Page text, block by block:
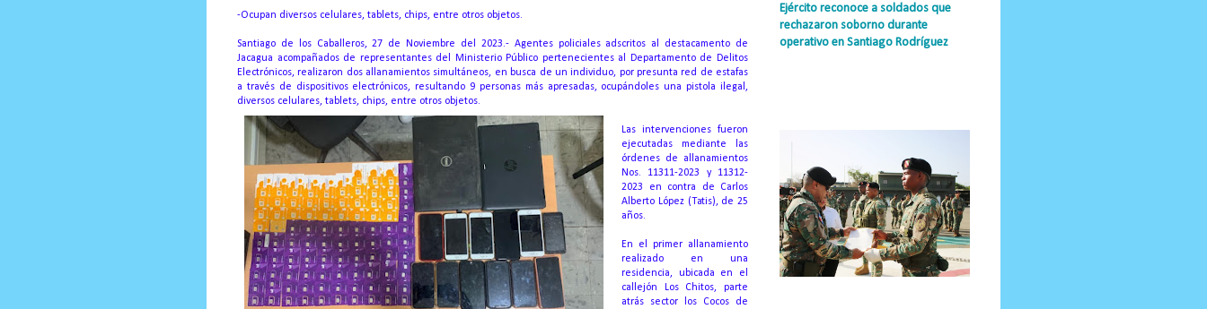
-Ocupan diversos celulares, tablets, chips, entre otros objetos.
Santiago de los Caballeros, 27 de Noviembre del 2023.- Agentes policiales adscritos al destacamento de
Jacagua acompañados de representantes del Ministerio Público pertenecientes al Departamento de Delitos
Electrónicos, realizaron dos allanamientos simultáneos, en busca de un individuo, por presunta red de estafas
a través de dispositivos electrónicos, resultando 9 personas más apresadas, ocupándoles una pistola ilegal,
diversos celulares, tablets, chips, entre otros objetos.
Las intervenciones fueron
ejecutadas mediante las
órdenes de allanamientos
Nos. 11311-2023 y 11312-
2023 en contra de Carlos
Alberto López (Tatis), de 25
años.
En el primer allanamiento
realizado en una
residencia, ubicada en el
callejón Los Chitos, parte
atrás sector los Cocos de
Ejército reconoce a soldados que
rechazaron soborno durante
operativo en Santiago Rodríguez